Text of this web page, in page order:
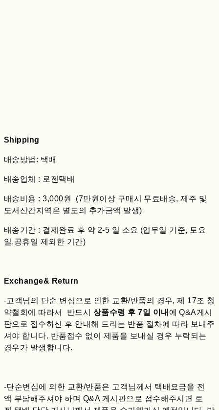
Shipping
배송방법: 택배
배송업체 : 로젠택배
배송비용 : 3,000원 (7만원이상 구매시 무료배송, 제주 및
도서산간지역은 별도의 추가금액 발생)
배송기간 : 결제완료 후 약 2-5 일 소요 (업무일 기준, 토요
일.공휴일 제외한 기간)
Exchange& Return
-고객님의 단순 변심으로 인한 교환/반품의 경우, 제 17조 청
약철회에 따라서 반드시 상품수령 후 7일 이내 에 Q&A게시
판으로 접수하신 후 안내해 드리는 반품 절차에 따라 보내주
셔야 합니다. 반품접수 없이 제품을 보내실 경우 누락되는
경우가 발생합니다.
-단순변심에 의한 교환/반품은 고객님께서 택배요금을 전
액 부담해주셔야 하며 Q&A 게시판으로 접수해주시면 로